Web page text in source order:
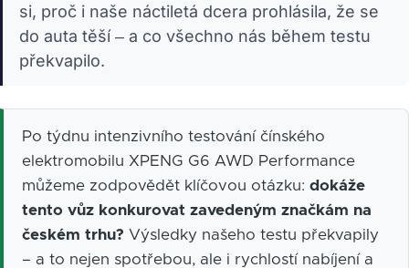
si, proč i naše náctiletá dcera prohlásila, že se
do auta těší – a co všechno nás během testu
překvapilo.
Po týdnu intenzivního testování čínského
elektromobilu XPENG G6 AWD Performance
můžeme zodpovědět klíčovou otázku: dokáže
tento vůz konkurovat zavedeným značkám na
českém trhu? Výsledky našeho testu překvapily
– a to nejen spotřebou, ale i rychlostí nabíjení a